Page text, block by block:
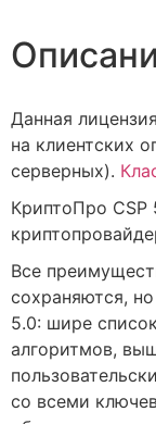
Данная
на клиентских
серверных).
КриптоПро CSP
Все
сохраняются,
5.0: шире
алгоритмов,
со всеми